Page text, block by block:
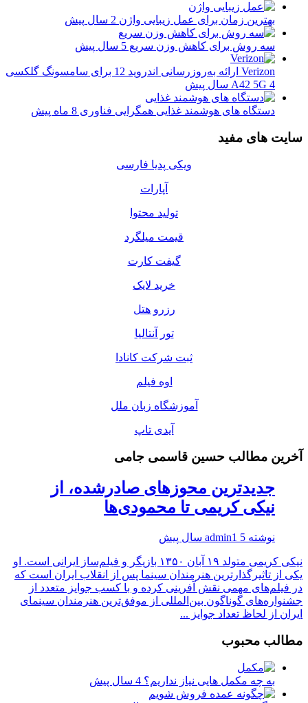
بهترین زمان برای عمل زیبایی واژن 2 سال پیش
سه روش برای کاهش وزن سریع 5 سال پیش
Verizon ارائه به‌روزرسانی اندروید 12 برای سامسونگ گلکسی
A42 5G 4 سال پیش
دستگاه‌ های هوشمند غذایی همگرایی فناوری 8 ماه پیش
سایت های مفید
ویکی پدیا فارسی
آپارات
تولید محتوا
قیمت میلگرد
گیفت کارت
خرید لایک
رزرو هتل
تور آنتالیا
ثبت شرکت کانادا
اوه فیلم
آموزشگاه زبان ملل
آیدی تاپ
آخرین مطالب حسین قاسمی جامی
جدیدترین محوزهای صادرشده، از
نیکی کریمی تا محمودی‌ها
نوشته admin1 5 سال پیش
نیکی کریمی متولد ۱۹ آبان ۱۳۵۰ بازیگر و فیلم‌ساز ایرانی است. او
یکی از تاثیرگذارترین هنرمندان سینما پس از انقلاب ایران است که
در فیلم‌های مهمی نقش آفرینی کرده و با کسب جوایز متعدد از
جشنواره‌های گوناگون بین‌المللی از موفق‌ترین هنرمندان سینمای
ایران از لحاظ تعداد جوایز ...
مطالب محبوب
به چه مکمل هایی نیاز نداریم؟ 4 سال پیش